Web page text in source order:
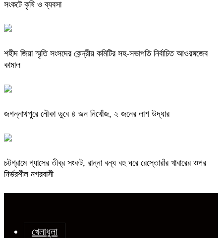
সংকটে কৃষি ও ব্যবসা
শহীদ জিয়া স্মৃতি সংসদের কেন্দ্রীয় কমিটির সহ-সভাপতি নির্বাচিত আওরঙ্গজেব
কামাল
জগন্নাথপুরে নৌকা ডুবে ৪ জন নিখোঁজ, ২ জনের লাশ উদ্ধার
চট্টগ্রামে গ্যাসের তীব্র সংকট, রান্না বন্ধ বহু ঘরে রেস্তোরাঁর খাবারের ওপর
নির্ভরশীল নগরবাসী
খেলাধুলা